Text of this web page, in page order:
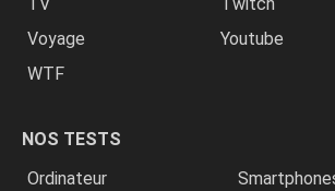
Voyage
Youtube
WTF
NOS TESTS
Ordinateur